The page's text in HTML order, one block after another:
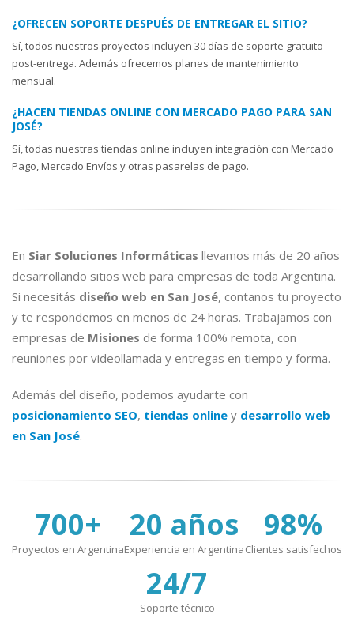
¿OFRECEN SOPORTE DESPUÉS DE ENTREGAR EL SITIO?
Sí, todos nuestros proyectos incluyen 30 días de soporte gratuito
post-entrega. Además ofrecemos planes de mantenimiento
mensual.
¿HACEN TIENDAS ONLINE CON MERCADO PAGO PARA SAN
JOSÉ?
Sí, todas nuestras tiendas online incluyen integración con Mercado
Pago, Mercado Envíos y otras pasarelas de pago.
En Siar Soluciones Informáticas llevamos más de 20 años
desarrollando sitios web para empresas de toda Argentina.
Si necesitás diseño web en San José, contanos tu proyecto
y te respondemos en menos de 24 horas. Trabajamos con
empresas de Misiones de forma 100% remota, con
reuniones por videollamada y entregas en tiempo y forma.
Además del diseño, podemos ayudarte con
posicionamiento SEO, tiendas online y desarrollo web
en San José.
700+
Proyectos en Argentina
20 años
Experiencia en Argentina
98%
Clientes satisfechos
24/7
Soporte técnico